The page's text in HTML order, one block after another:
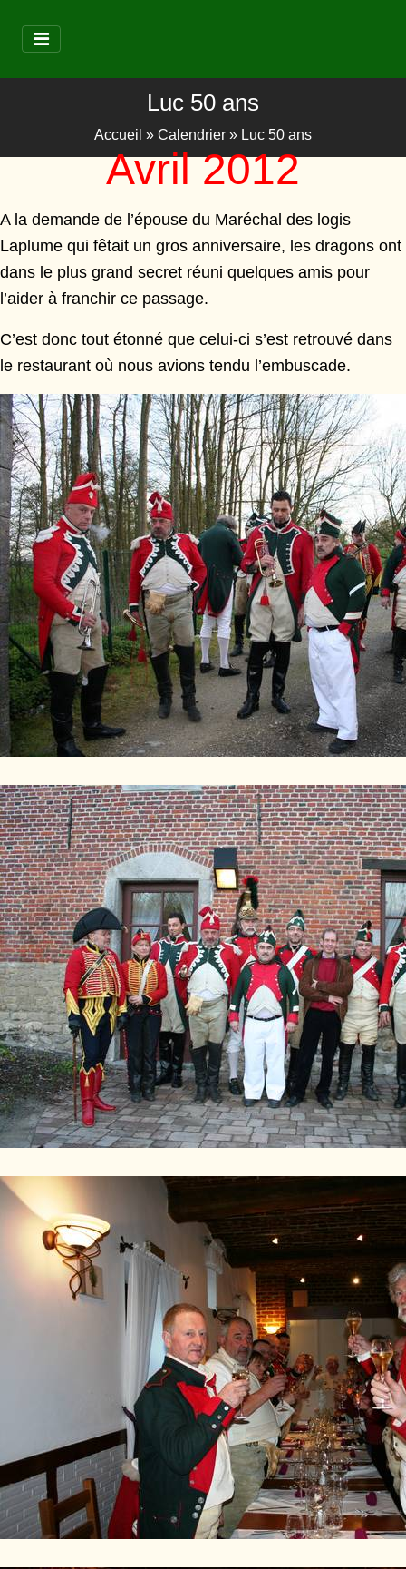
Luc 50 ans
Accueil » Calendrier » Luc 50 ans
Avril 2012
A la demande de l’épouse du Maréchal des logis
Laplume qui fêtait un gros anniversaire, les dragons ont
dans le plus grand secret réuni quelques amis pour
l’aider à franchir ce passage.
C’est donc tout étonné que celui-ci s’est retrouvé dans
le restaurant où nous avions tendu l’embuscade.